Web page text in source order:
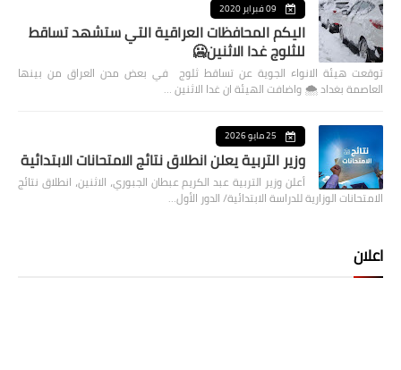
09 فبراير 2020
اليكم المحافظات العراقية التي ستشهد تساقط
للثلوج غدا الاثنين🥶
توقعت هيئة الانواء الجوية عن تساقط ثلوج في بعض مدن العراق من بينها
العاصمة بغداد ⁦🌨️⁩ واضافت الهيئة ان غدا الاثنين …
25 مايو 2026
وزير التربية يعلن انطلاق نتائج الامتحانات الابتدائية
أعلن وزير التربية عبد الكريم عبطان الجبوري، الاثنين، انطلاق نتائج
الامتحانات الوزارية للدراسة الابتدائية/ الدور الأول…
اعلان